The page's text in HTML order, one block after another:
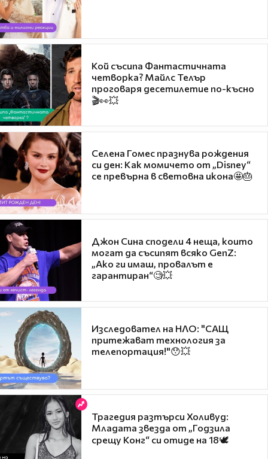
Кой съсипа Фантастичната
четворка? Майлс Телър
проговаря десетилетие по-късно
🎬👀💥
Селена Гомес празнува рождения
си ден: Как момичето от „Disney“
се превърна в световна икона🤩🎂
Джон Сина сподели 4 неща, които
могат да съсипят всяко GenZ:
„Ако ги имаш, провалът е
гарантиран“🧐💥
Изследовател на НЛО: "САЩ
притежават технология за
телепортация!"😯💥
Трагедия разтърси Холивуд:
Младата звезда от „Годзила
срещу Конг“ си отиде на 18🕊️